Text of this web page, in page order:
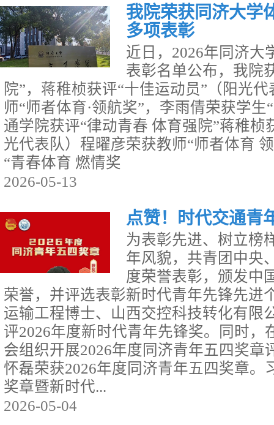
我院荣获同济大学
多项表彰
近日，2026年同济大
表彰名单公布，我院
院”，蒋稚桢获评“十佳运动员”（阳光
师“师者体育·领航奖”，李雨倩荣获学生
通学院获评“律动青春 体育强院”蒋稚桢
光代表队）程曜彦荣获教师“师者体育
“青春体育 燃情奖
2026-05-13
点赞！时代交通青
为表彰先进、树立榜
年风貌，共青团中央
度荣誉表彰，颁发中
荣誉，并评选表彰新时代青年先锋先进
运输工程博士、山西交控科技转化有限
评2026年度新时代青年先锋奖。同时，
会组织开展2026年度同济青年五四奖章
怀磊荣获2026年度同济青年五四奖章。
奖章暨新时代...
2026-05-04